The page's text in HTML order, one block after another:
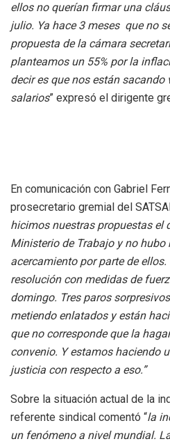
ellos no querían firmar una
julio. Ya hace 3 meses que no
propuesta de la cámara
planteamos un 55% por la
decir es que nos están
salarios” expresó el dirigente
En comunicación con Gabriel
prosecretario gremial del
hicimos nuestras propuestas el
Ministerio de Trabajo y no hubo
acercamiento por parte de
resolución con medidas de
domingo. Tres paros
metiendo enlatados y están
que no corresponde que la
convenio. Y estamos haciendo
justicia con respecto a eso.”
Sobre la situación actual de la
referente sindical comentó “la
un fenómeno a nivel mundial.